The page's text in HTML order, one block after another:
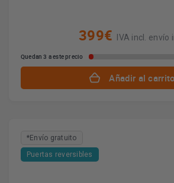
399€ IVA incl. envío
Quedan 3 a este precio
Añadir al carrito
*Envío gratuito
Puertas reversibles